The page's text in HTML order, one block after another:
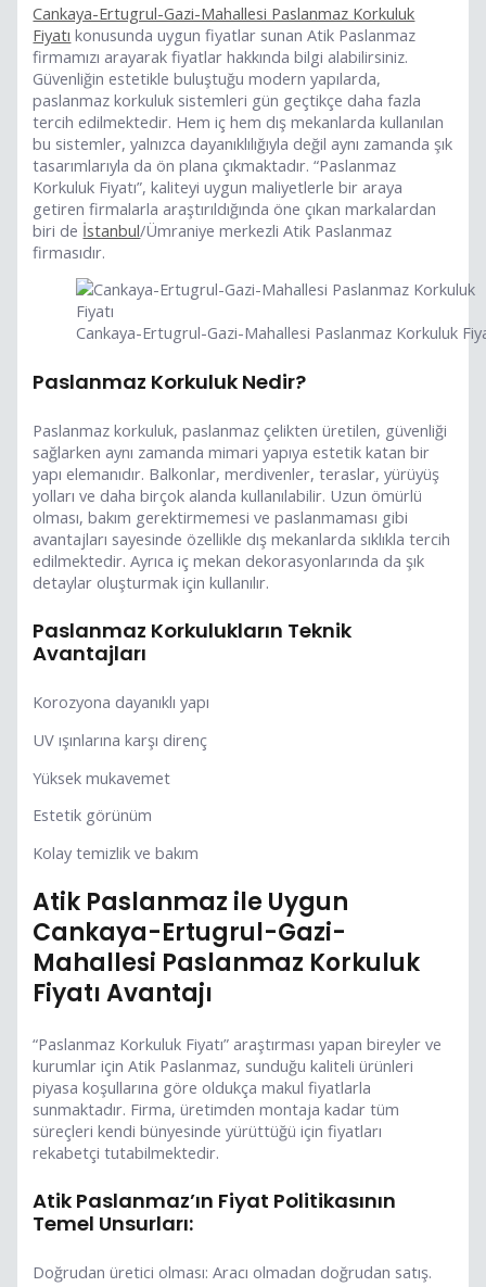
Cankaya-Ertugrul-Gazi-Mahallesi Paslanmaz Korkuluk
Fiyatı konusunda uygun fiyatlar sunan Atik Paslanmaz
firmamızı arayarak fiyatlar hakkında bilgi alabilirsiniz.
Güvenliğin estetikle buluştuğu modern yapılarda,
paslanmaz korkuluk sistemleri gün geçtikçe daha fazla
tercih edilmektedir. Hem iç hem dış mekanlarda kullanılan
bu sistemler, yalnızca dayanıklılığıyla değil aynı zamanda şık
tasarımlarıyla da ön plana çıkmaktadır. “Paslanmaz
Korkuluk Fiyatı”, kaliteyi uygun maliyetlerle bir araya
getiren firmalarla araştırıldığında öne çıkan markalardan
biri de İstanbul/Ümraniye merkezli Atik Paslanmaz
firmasıdır.
Cankaya-Ertugrul-Gazi-Mahallesi Paslanmaz Korkuluk
Paslanmaz Korkuluk Nedir?
Paslanmaz korkuluk, paslanmaz çelikten üretilen, güvenliği
sağlarken aynı zamanda mimari yapıya estetik katan bir
yapı elemanıdır. Balkonlar, merdivenler, teraslar, yürüyüş
yolları ve daha birçok alanda kullanılabilir. Uzun ömürlü
olması, bakım gerektirmemesi ve paslanmaması gibi
avantajları sayesinde özellikle dış mekanlarda sıklıkla tercih
edilmektedir. Ayrıca iç mekan dekorasyonlarında da şık
detaylar oluşturmak için kullanılır.
Paslanmaz Korkulukların Teknik
Avantajları
Korozyona dayanıklı yapı
UV ışınlarına karşı direnç
Yüksek mukavemet
Estetik görünüm
Kolay temizlik ve bakım
Atik Paslanmaz ile Uygun
Cankaya-Ertugrul-Gazi-
Mahallesi Paslanmaz Korkuluk
Fiyatı Avantajı
“Paslanmaz Korkuluk Fiyatı” araştırması yapan bireyler ve
kurumlar için Atik Paslanmaz, sunduğu kaliteli ürünleri
piyasa koşullarına göre oldukça makul fiyatlarla
sunmaktadır. Firma, üretimden montaja kadar tüm
süreçleri kendi bünyesinde yürüttüğü için fiyatları
rekabetçi tutabilmektedir.
Atik Paslanmaz’ın Fiyat Politikasının
Temel Unsurları:
Doğrudan üretici olması: Aracı olmadan doğrudan satış.